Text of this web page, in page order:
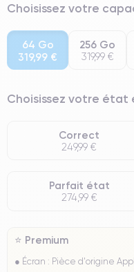
Choisissez votre
64 Go
319,99 €
256 Go
319,99 €
Choisissez votre état
Correct
249,99 €
Parfait état
274,99 €
⭐ Premium
● Écran : Pièce d'origine